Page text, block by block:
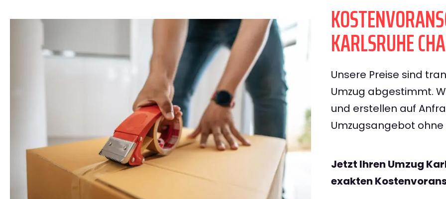
KARLSRUHE
Unsere Preise sind
Umzug abgestimmt.
und erstellen auf
Umzugsangebot
Jetzt Ihren Umzug
exakten